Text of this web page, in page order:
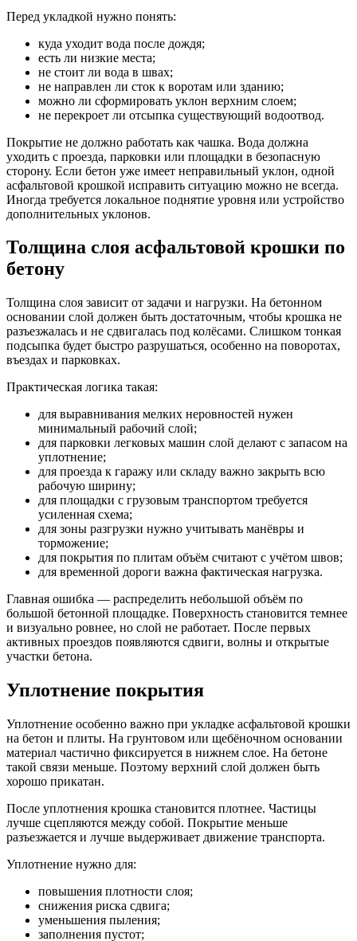
Перед укладкой нужно понять:
куда уходит вода после дождя;
есть ли низкие места;
не стоит ли вода в швах;
не направлен ли сток к воротам или зданию;
можно ли сформировать уклон верхним слоем;
не перекроет ли отсыпка существующий водоотвод.
Покрытие не должно работать как чашка. Вода должна
уходить с проезда, парковки или площадки в безопасную
сторону. Если бетон уже имеет неправильный уклон, одной
асфальтовой крошкой исправить ситуацию можно не всегда.
Иногда требуется локальное поднятие уровня или устройство
дополнительных уклонов.
Толщина слоя асфальтовой крошки по
бетону
Толщина слоя зависит от задачи и нагрузки. На бетонном
основании слой должен быть достаточным, чтобы крошка не
разъезжалась и не сдвигалась под колёсами. Слишком тонкая
подсыпка будет быстро разрушаться, особенно на поворотах,
въездах и парковках.
Практическая логика такая:
для выравнивания мелких неровностей нужен
минимальный рабочий слой;
для парковки легковых машин слой делают с запасом на
уплотнение;
для проезда к гаражу или складу важно закрыть всю
рабочую ширину;
для площадки с грузовым транспортом требуется
усиленная схема;
для зоны разгрузки нужно учитывать манёвры и
торможение;
для покрытия по плитам объём считают с учётом швов;
для временной дороги важна фактическая нагрузка.
Главная ошибка — распределить небольшой объём по
большой бетонной площадке. Поверхность становится темнее
и визуально ровнее, но слой не работает. После первых
активных проездов появляются сдвиги, волны и открытые
участки бетона.
Уплотнение покрытия
Уплотнение особенно важно при укладке асфальтовой крошки
на бетон и плиты. На грунтовом или щебёночном основании
материал частично фиксируется в нижнем слое. На бетоне
такой связи меньше. Поэтому верхний слой должен быть
хорошо прикатан.
После уплотнения крошка становится плотнее. Частицы
лучше сцепляются между собой. Покрытие меньше
разъезжается и лучше выдерживает движение транспорта.
Уплотнение нужно для:
повышения плотности слоя;
снижения риска сдвига;
уменьшения пыления;
заполнения пустот;